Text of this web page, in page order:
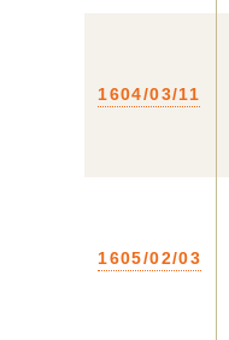
1604/03/11
1605/02/03